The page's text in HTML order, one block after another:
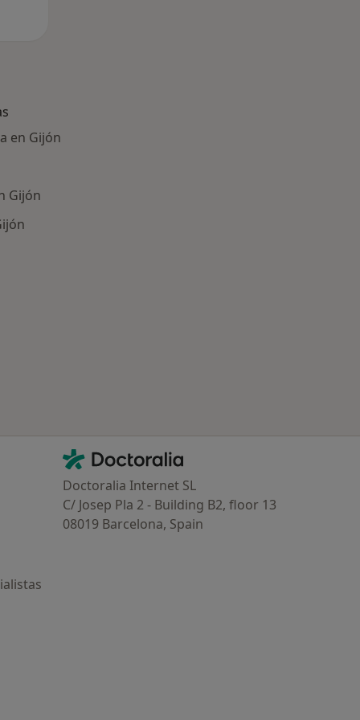
en Gijón
Gijón
Contacto
Doctoralia - Página de inicio
Doctoralia Internet SL
C/ Josep Pla 2 - Building B2, floor 13
08019 Barcelona, Spain